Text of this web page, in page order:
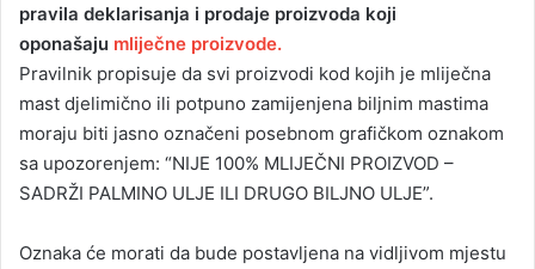
pravila deklarisanja i prodaje proizvoda koji
oponašaju mliječne proizvode.
Pravilnik propisuje da svi proizvodi kod kojih je mliječna
mast djelimično ili potpuno zamijenjena biljnim mastima
moraju biti jasno označeni posebnom grafičkom oznakom
sa upozorenjem: “NIJE 100% MLIJEČNI PROIZVOD –
SADRŽI PALMINO ULJE ILI DRUGO BILJNO ULJE”.
Oznaka će morati da bude postavljena na vidljivom mjestu